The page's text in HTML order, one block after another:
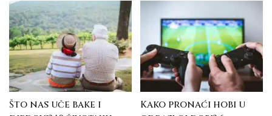
Što nas uče bake i
Kako pronaći hobi u